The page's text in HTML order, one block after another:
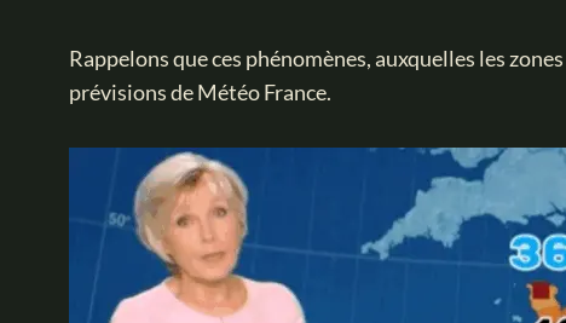
Rappelons que ces phénomènes, auxquelles les
prévisions de Météo France.